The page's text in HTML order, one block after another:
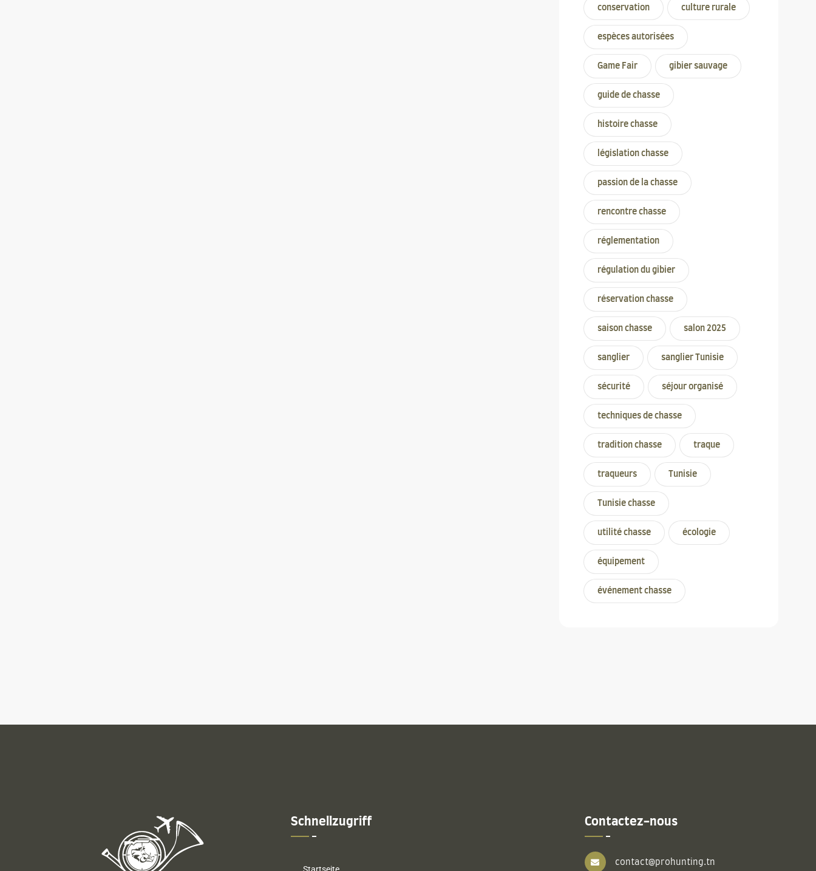
conservation culture rurale
espèces autorisées
Game Fair gibier sauvage
guide de chasse
histoire chasse
législation chasse
passion de la chasse
rencontre chasse
réglementation
régulation du gibier
réservation chasse
saison chasse salon 2025
sanglier sanglier Tunisie
sécurité séjour organisé
techniques de chasse
tradition chasse traque
traqueurs Tunisie
Tunisie chasse
utilité chasse écologie
équipement
événement chasse
Schnellzugriff Contactez-nous
contact@prohunting.tn